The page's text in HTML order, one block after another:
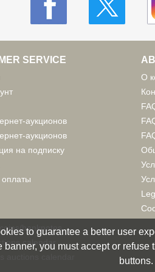
SERVICE
аукционов
аукционов
на подписку
banknotes
calendar
О
to guarantee a better user
banner, you must accept or
buttons.